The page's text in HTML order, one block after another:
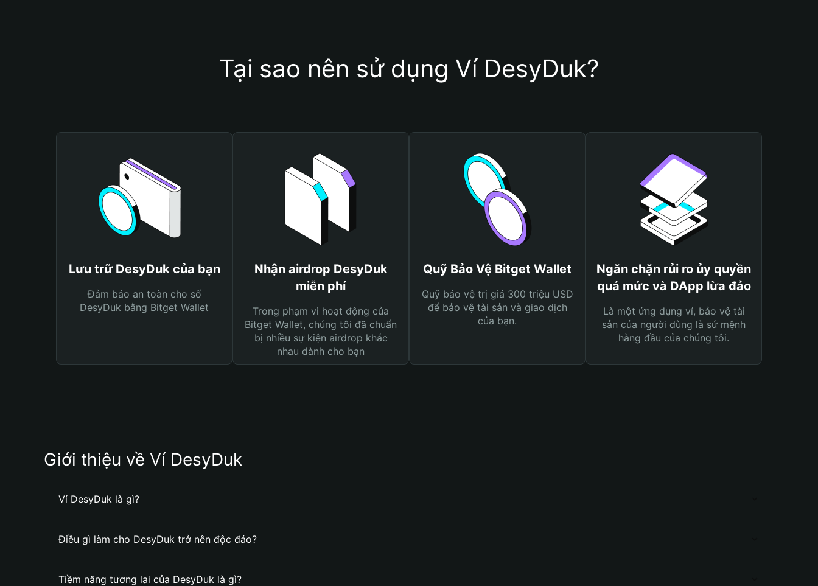
Tại sao nên sử dụng Ví DesyDuk?
Lưu trữ DesyDuk của bạn
Đảm bảo an toàn cho số
DesyDuk bằng Bitget Wallet
Nhận airdrop DesyDuk
miễn phí
Trong phạm vi hoạt động của
Bitget Wallet, chúng tôi đã chuẩn
bị nhiều sự kiện airdrop khác
nhau dành cho bạn
Quỹ Bảo Vệ Bitget Wallet
Quỹ bảo vệ trị giá 300 triệu USD
để bảo vệ tài sản và giao dịch
của bạn.
Ngăn chặn rủi ro ủy quyền
quá mức và DApp lừa đảo
Là một ứng dụng ví, bảo vệ tài
sản của người dùng là sứ mệnh
hàng đầu của chúng tôi.
Giới thiệu về Ví DesyDuk
Ví DesyDuk là gì?
Điều gì làm cho DesyDuk trở nên độc đáo?
Tiềm năng tương lai của DesyDuk là gì?